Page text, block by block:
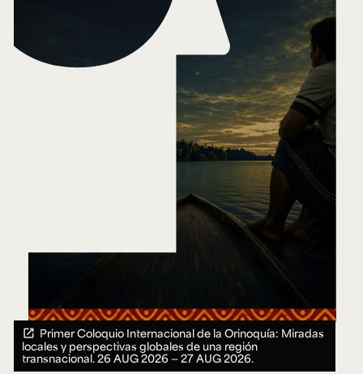
Primer Coloquio Internacional de la Orinoquía: Miradas
locales y perspectivas globales de una región
transnacional.26 AUG 2026 ― 27 AUG 2026.